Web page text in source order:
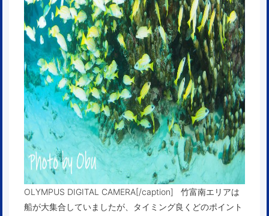
OLYMPUS DIGITAL CAMERA[/caption] 竹富南エリアは
船が大集合していましたが、タイミング良くどのポイント